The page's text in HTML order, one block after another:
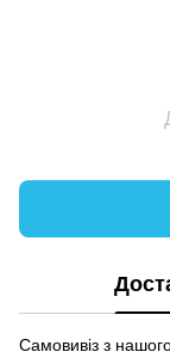
Самовивіз з